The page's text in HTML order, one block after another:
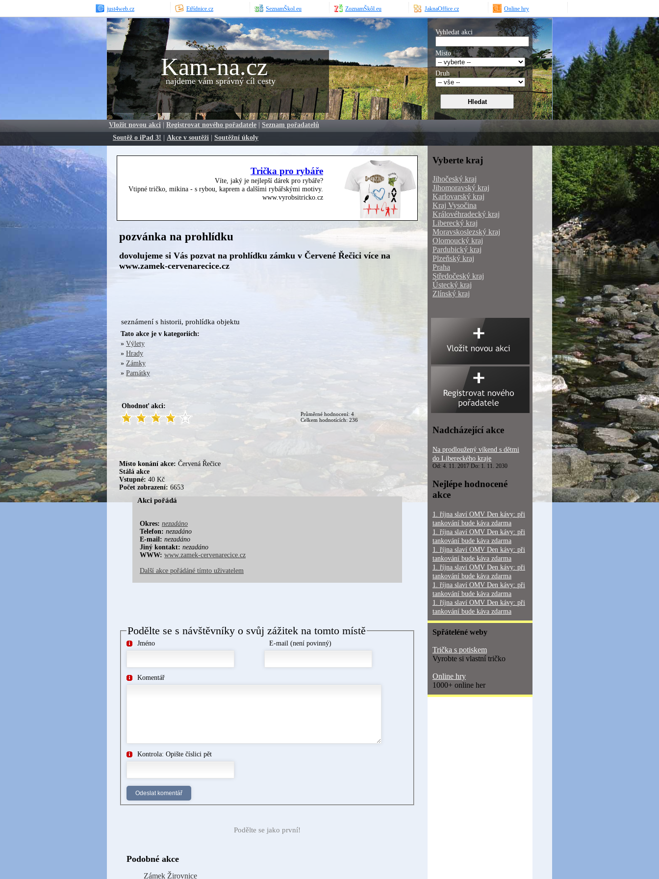
just4web.cz Etřídnice.cz SeznamŠkol.eu ZoznamŠkôl.eu JaknaOffice.cz Online hry
Kam-na.cz
najdeme vám správný cíl cesty
Vyhledat akci
Místo
Druh
Vložit novou akci | Registrovat nového pořadatele | Seznam pořadatelů
Soutěž o iPad 3! | Akce v soutěži | Soutěžní úkoly
Trička pro rybáře
Víte, jaký je nejlepší dárek pro rybáře?
Vtipné tričko, mikina - s rybou, kaprem a dalšími rybářskými motivy.
www.vyrobsitricko.cz
pozvánka na prohlídku
dovolujeme si Vás pozvat na prohlídku zámku v Červené Řečici více na
www.zamek-cervenarecice.cz
seznámení s historii, prohlídka objektu
Tato akce je v kategoriích:
» Výlety
» Hrady
» Zámky
» Památky
Ohodnoť akci:
Průměrné hodnocení: 4
Celkem hodnotících: 236
Místo konání akce: Červená Řečice
Stálá akce
Vstupné: 40 Kč
Počet zobrazení: 6653
Akci pořádá
Okres: nezadáno
Telefon: nezadáno
E-mail: nezadáno
Jiný kontakt: nezadáno
WWW: www.zamek-cervenarecice.cz
Další akce pořádáné tímto uživatelem
Podělte se s návštěvníky o svůj zážitek na tomto místě
Jméno E-mail (není povinný)
Komentář
Kontrola: Opište číslici pět
Podělte se jako první!
Podobné akce
Zámek Žirovnice
Vyberte kraj
Jihočeský kraj
Jihomoravský kraj
Karlovarský kraj
Kraj Vysočina
Královéhradecký kraj
Liberecký kraj
Moravskoslezský kraj
Olomoucký kraj
Pardubický kraj
Plzeňský kraj
Praha
Středočeský kraj
Ústecký kraj
Zlínský kraj
Nadcházející akce
Na prodloužený víkend s dětmi
do Libereckého kraje
Od: 4. 11. 2017 Do: 1. 11. 2030
Nejlépe hodnocené
akce
1. října slaví OMV Den kávy: při
tankování bude káva zdarma
1. října slaví OMV Den kávy: při
tankování bude káva zdarma
1. října slaví OMV Den kávy: při
tankování bude káva zdarma
1. října slaví OMV Den kávy: při
tankování bude káva zdarma
1. října slaví OMV Den kávy: při
tankování bude káva zdarma
1. října slaví OMV Den kávy: při
tankování bude káva zdarma
Spřáteléné weby
Trička s potiskem
Vyrobte si vlastní tričko
Online hry
1000+ online her